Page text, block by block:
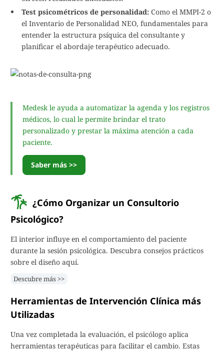
Test psicométricos de personalidad: Como el MMPI-2 o
el Inventario de Personalidad NEO, fundamentales para
entender la estructura psíquica del consultante y
planificar el abordaje terapéutico adecuado.
Medesk le ayuda a automatizar la agenda y los registros
médicos, lo cual le permite brindar el trato
personalizado y prestar la máxima atención a cada
paciente.
Saber más >>
¿Cómo Organizar un Consultorio
Psicológico?
El interior influye en el comportamiento del paciente
durante la sesión psicológica. Descubra consejos prácticos
sobre el diseño aquí.
Descubre más >>
Herramientas de Intervención Clínica más
Utilizadas
Una vez completada la evaluación, el psicólogo aplica
herramientas terapéuticas para facilitar el cambio. Estas